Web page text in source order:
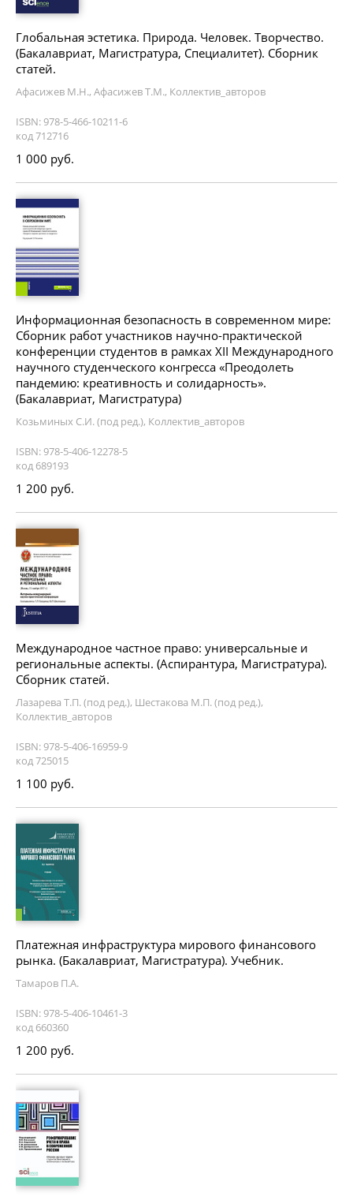
Глобальная эстетика. Природа. Человек. Творчество.
(Бакалавриат, Магистратура, Специалитет). Сборник
статей.
Афасижев М.Н., Афасижев Т.М., Коллектив_авторов
ISBN: 978-5-466-10211-6
код 712716
1 000 руб.
Информационная безопасность в современном мире:
Сборник работ участников научно-практической
конференции студентов в рамках XII Международного
научного студенческого конгресса «Преодолеть
пандемию: креативность и солидарность».
(Бакалавриат, Магистратура)
Козьминых С.И. (под ред.), Коллектив_авторов
ISBN: 978-5-406-12278-5
код 689193
1 200 руб.
Международное частное право: универсальные и
региональные аспекты. (Аспирантура, Магистратура).
Сборник статей.
Лазарева Т.П. (под ред.), Шестакова М.П. (под ред.),
Коллектив_авторов
ISBN: 978-5-406-16959-9
код 725015
1 100 руб.
Платежная инфраструктура мирового финансового
рынка. (Бакалавриат, Магистратура). Учебник.
Тамаров П.А.
ISBN: 978-5-406-10461-3
код 660360
1 200 руб.